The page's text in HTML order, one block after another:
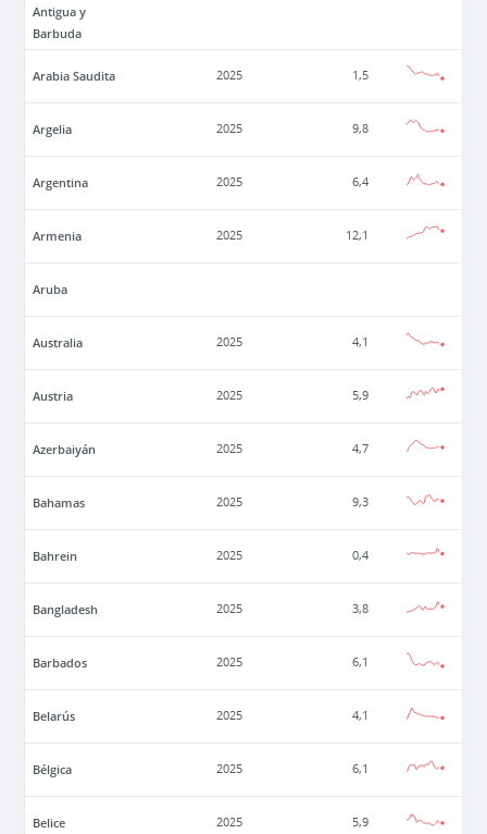
Antigua y
Barbuda
Arabia Saudita 2025 1,5
Argelia 2025 9,8
Argentina 2025 6,4
Armenia 2025 12,1
Aruba
Australia 2025 4,1
Austria 2025 5,9
Azerbaiyán 2025 4,7
Bahamas 2025 9,3
Bahrein 2025 0,4
Bangladesh 2025 3,8
Barbados 2025 6,1
Belarús 2025 4,1
Bélgica 2025 6,1
Belice 2025 5,9